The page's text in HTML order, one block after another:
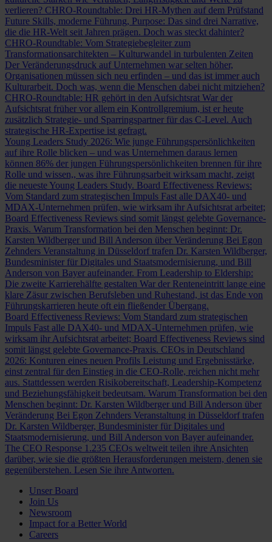
verlieren? CHRO-Roundtable: Drei HR-Mythen auf dem Prüfstand
Future Skills, moderne Führung, Purpose: Das sind drei Narrative,
die die HR-Welt seit Jahren prägen. Doch was steckt dahinter?
CHRO-Roundtable: Vom Strategiebegleiter zum
Transformationsarchitekten – Kulturwandel in turbulenten Zeiten
Der Veränderungsdruck auf Unternehmen war selten höher,
Organisationen müssen sich neu erfinden – und das ist immer auch
Kulturarbeit. Doch was, wenn die Menschen dabei nicht mitziehen?
CHRO-Roundtable: HR gehört in den Aufsichtsrat War der
Aufsichtsrat früher vor allem ein Kontrollgremium, ist er heute
zusätzlich Strategie- und Sparringspartner für das C-Level. Auch
strategische HR-Expertise ist gefragt.
Young Leaders Study 2026: Wie junge Führungspersönlichkeiten
auf ihre Rolle blicken – und was Unternehmen daraus lernen
können 86% der jungen Führungspersönlichkeiten brennen für ihre
Rolle und wissen,, was ihre Führungsarbeit wirksam macht, zeigt
die neueste Young Leaders Study. Board Effectiveness Reviews:
Vom Standard zum strategischen Impuls Fast alle DAX40- und
MDAX-Unternehmen prüfen, wie wirksam ihr Aufsichtsrat arbeitet;
Board Effectiveness Reviews sind somit längst gelebte Governance-
Praxis. Warum Transformation bei den Menschen beginnt: Dr.
Karsten Wildberger und Bill Anderson über Veränderung Bei Egon
Zehnders Veranstaltung in Düsseldorf trafen Dr. Karsten Wildberger,
Bundesminister für Digitales und Staatsmodernisierung, und Bill
Anderson von Bayer aufeinander. From Leadership to Eldership:
Die zweite Karrierehälfte gestalten War der Renteneintritt lange eine
klare Zäsur zwischen Berufsleben und Ruhestand, ist das Ende von
Führungskarrieren heute oft ein fließender Übergang.
Board Effectiveness Reviews: Vom Standard zum strategischen
Impuls Fast alle DAX40- und MDAX-Unternehmen prüfen, wie
wirksam ihr Aufsichtsrat arbeitet; Board Effectiveness Reviews sind
somit längst gelebte Governance-Praxis. CEOs in Deutschland
2026: Konturen eines neuen Profils Leistung und Ergebnisstärke,
einst zentral für den Einstieg in die CEO-Rolle, reichen nicht mehr
aus. Stattdessen werden Risikobereitschaft, Leadership-Kompetenz
und Beziehungsfähigkeit bedeutsam. Warum Transformation bei den
Menschen beginnt: Dr. Karsten Wildberger und Bill Anderson über
Veränderung Bei Egon Zehnders Veranstaltung in Düsseldorf trafen
Dr. Karsten Wildberger, Bundesminister für Digitales und
Staatsmodernisierung, und Bill Anderson von Bayer aufeinander.
The CEO Response 1.235 CEOs weltweit teilen ihre Ansichten
darüber, wie sie die größten Herausforderungen meistern, denen sie
gegenüberstehen. Lesen Sie ihre Antworten.
Unser Board
Join Us
Newsroom
Impact for a Better World
Careers